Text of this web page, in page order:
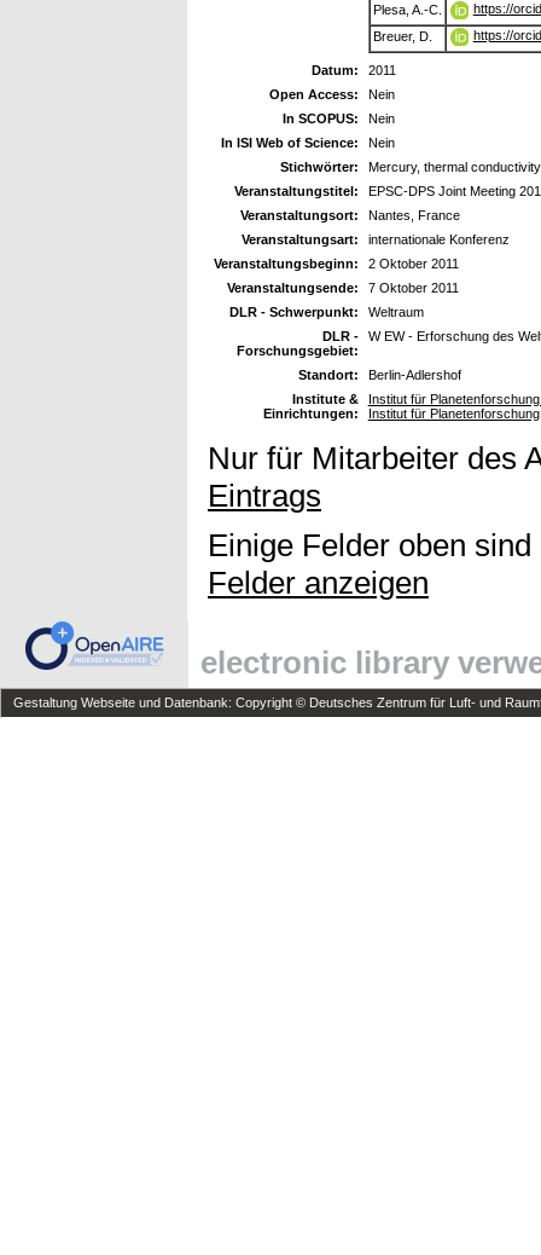
Plesa, A.-C.
https://
Breuer, D.
https://
Datum:
2011
Open Access:
Nein
In SCOPUS:
Nein
In ISI Web of Science:
Nein
Stichwörter:
Mercury, thermal
Veranstaltungstitel:
EPSC-DPS Joint Meeting
Veranstaltungsort:
Nantes, France
Veranstaltungsart:
internationale Konferenz
Veranstaltungsbeginn:
2 Oktober 2011
Veranstaltungsende:
7 Oktober 2011
DLR - Schwerpunkt:
Weltraum
DLR -
Forschungsgebiet:
W EW - Erforschung des
Standort:
Berlin-Adlershof
Institute &
Einrichtungen:
Institut für
Institut für Planetenforschung
Nur für Mitarbeiter des
Eintrags
Einige Felder oben
Felder anzeigen
electronic library
Gestaltung Webseite und Datenbank: Copyright © Deutsches Zentrum für Luft- und